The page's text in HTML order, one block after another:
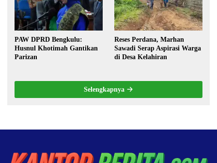
PAW DPRD Bengkulu:
Husnul Khotimah Gantikan
Parizan
Reses Perdana, Marhan
Sawadi Serap Aspirasi Warga
di Desa Kelahiran
Selengkapnya